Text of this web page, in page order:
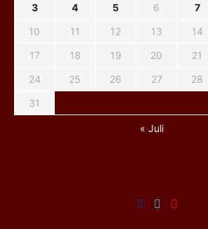
3
4 5 6 7
10
11 12 13 14
17
18 19 20 21
24
25 26 27 28
31
« Juli